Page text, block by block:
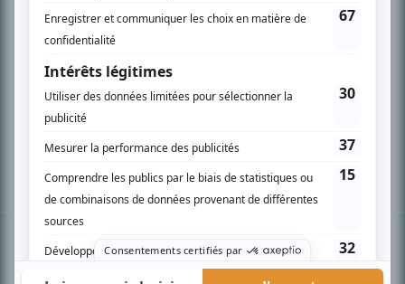
Liste des comédiens
Recherche avancée
À propos
Nous contacter
Termes et conditions
Politique de confidentialité
Gestion du consentement